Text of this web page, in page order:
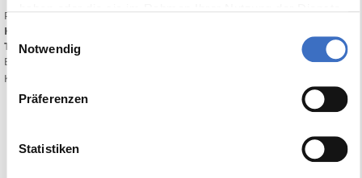
Einwilligungsauswahl
Notwendig
Präferenzen
Statistiken
Print
Kategorien:
TAGs:
Bewerten Sie diesen Artikel:
Keine Bewertung